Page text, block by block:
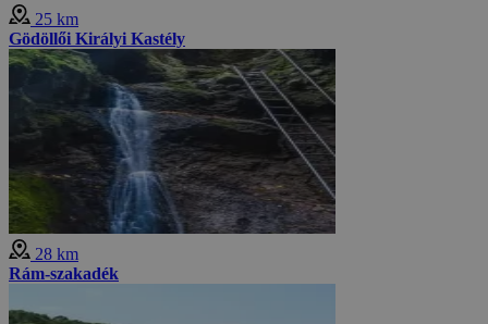
25 km
Gödöllői Királyi Kastély
28 km
Rám-szakadék